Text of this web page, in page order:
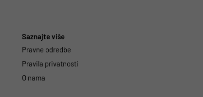
Saznajte više
Pravne odredbe
Pravila privatnosti
O nama